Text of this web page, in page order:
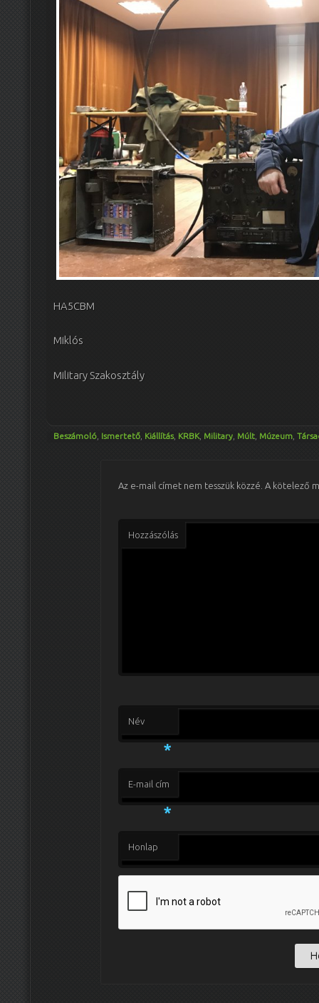
HA5CBM
Miklós
Military Szakosztály
Beszámoló Ismertető Kiállítás, KRBK, Military Múlt Múzeum
Az e-mail címet nem tesszük közzé. A kötelező
Hozzászólás
Név
*
E-mail cím
*
Honlap